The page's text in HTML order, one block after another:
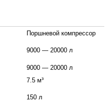
Поршневой компрессор
9000 — 20000 л
9000 — 20000 л
7.5 м³
150 л